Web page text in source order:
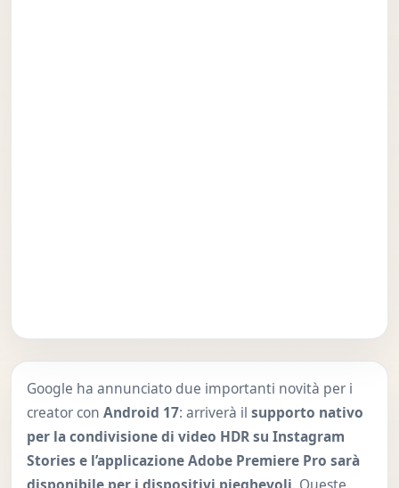
Google ha annunciato due importanti novità per i
creator con Android 17: arriverà il supporto nativo
per la condivisione di video HDR su Instagram
Stories e l’applicazione Adobe Premiere Pro sarà